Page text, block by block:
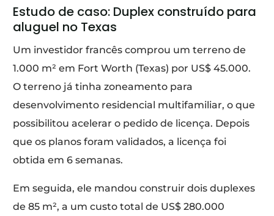
Estudo de caso: Duplex construído para
aluguel no Texas
Um investidor francês comprou um terreno de
1.000 m² em Fort Worth (Texas) por US$ 45.000.
O terreno já tinha zoneamento para
desenvolvimento residencial multifamiliar, o que
possibilitou acelerar o pedido de licença. Depois
que os planos foram validados, a licença foi
obtida em 6 semanas.
Em seguida, ele mandou construir dois duplexes
de 85 m², a um custo total de US$ 280.000